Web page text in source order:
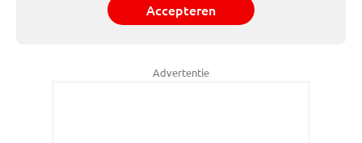
Accepteren
Advertentie